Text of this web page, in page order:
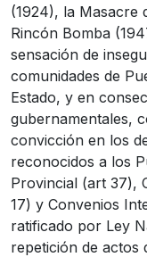
(1924), la Masacre
Rincón Bomba
sensación de
comunidades de
Estado, y en
gubernamentales,
convicción en los
reconocidos a los
Provincial (art 37),
17) y Convenios
ratificado por Ley
repetición de actos